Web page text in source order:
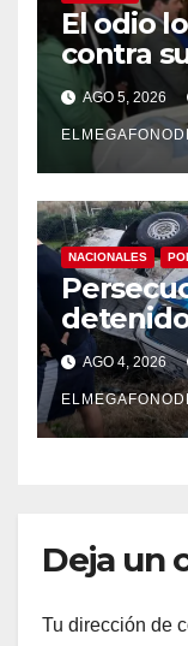
El odio
contra
Una
grieta
AGO 5, 2026
NACIONALES
tras un
AGO 4, 2026
Deja un
Tu dirección de